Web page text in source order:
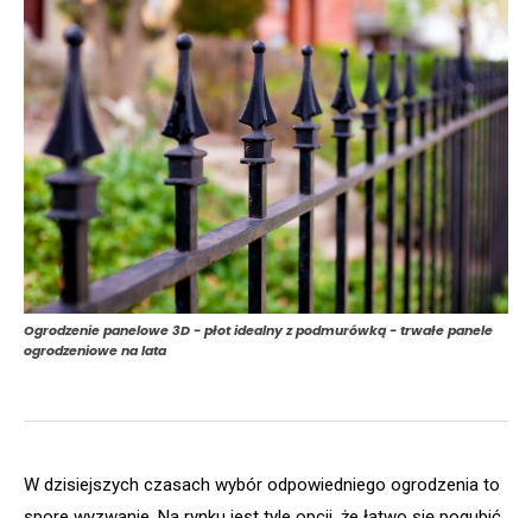
Ogrodzenie panelowe 3D - płot idealny z podmurówką - trwałe panele
ogrodzeniowe na lata
W dzisiejszych czasach wybór odpowiedniego ogrodzenia to